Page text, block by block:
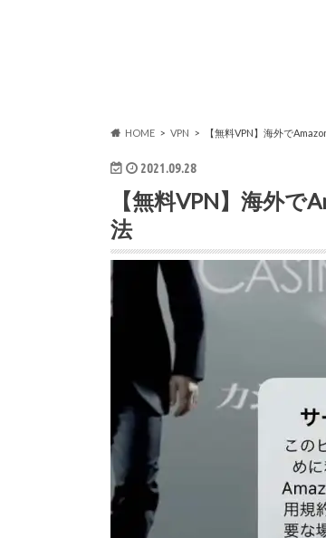
HOME VPN 【無料VPN】海外で
2021.09.28
【無料VPN】海外
法